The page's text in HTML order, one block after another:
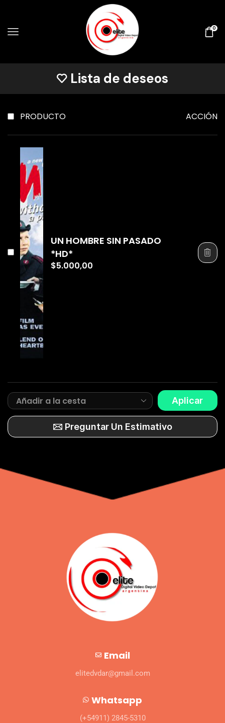
0
Lista de deseos
PRODUCTO ACCIÓN
UN HOMBRE SIN PASADO
*HD*
$5.000,00
Aplicar
Preguntar Un Estimativo
Email
elitedvdar@gmail.com
Whatsapp
(+54911) 2845-5310